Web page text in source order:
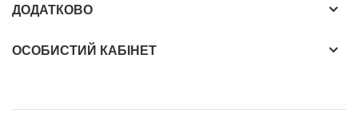
ДОДАТКОВО
ОСОБИСТИЙ КАБІНЕТ